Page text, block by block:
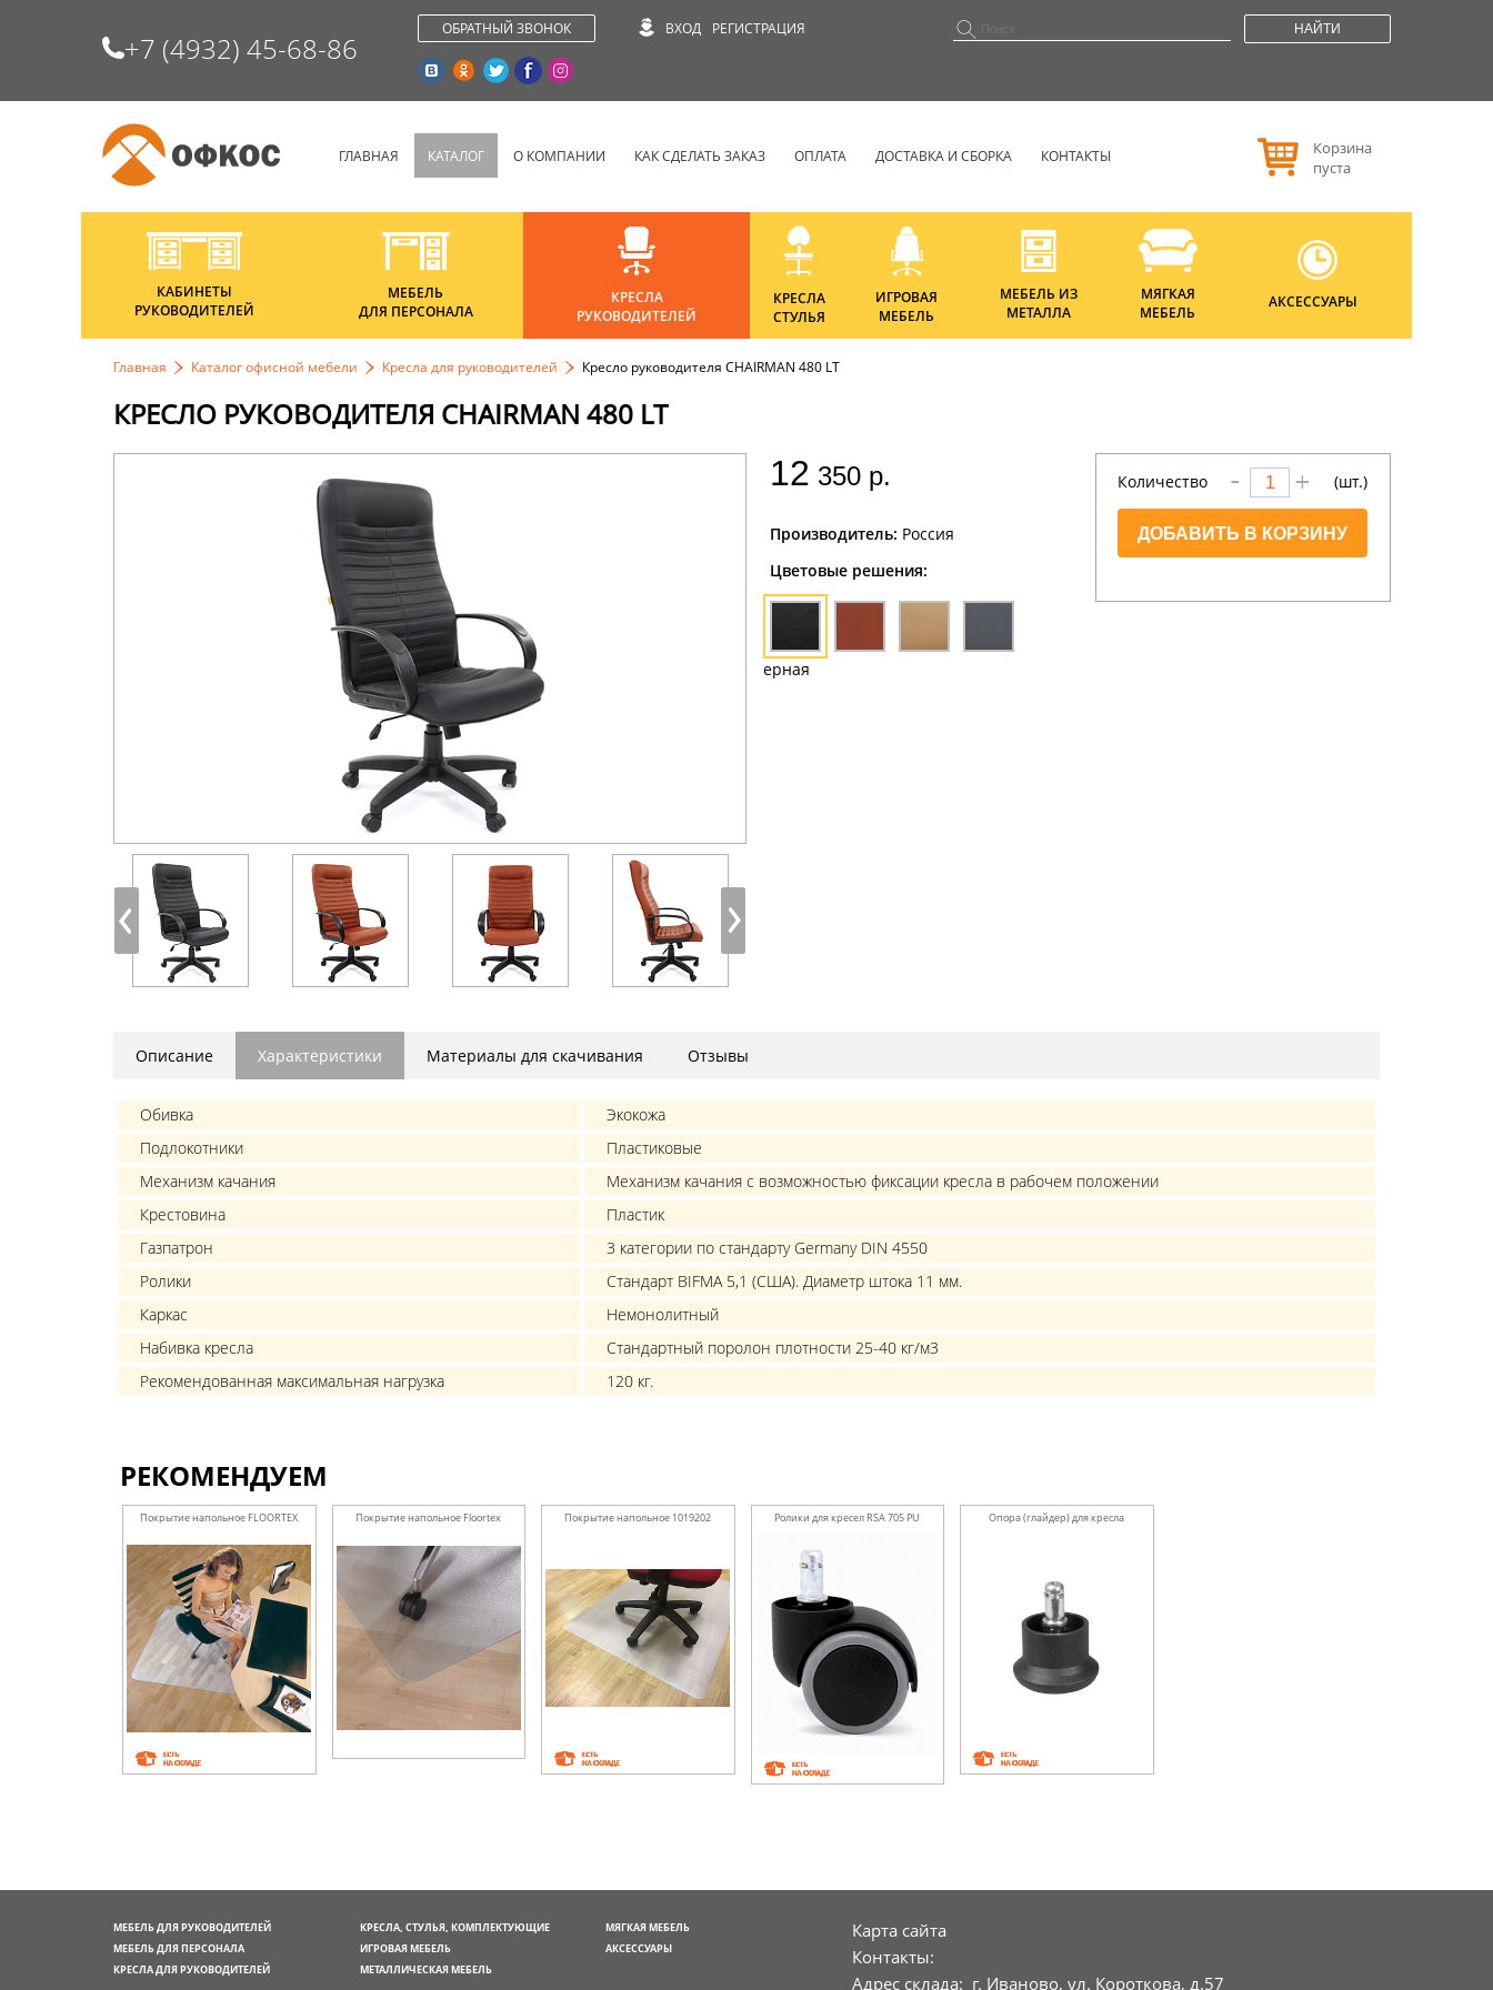
+7 (4932) 45-68-86
ОБРАТНЫЙ ЗВОНОК ВХОД РЕГИСТРАЦИЯ НАЙТИ
ГЛАВНАЯ КАТАЛОГ О КОМПАНИИ КАК СДЕЛАТЬ ЗАКАЗ ОПЛАТА ДОСТАВКА И СБОРКА КОНТАКТЫ
Корзина
пуста
КАБИНЕТЫ
РУКОВОДИТЕЛЕЙ
МЕБЕЛЬ
ДЛЯ ПЕРСОНАЛА
КРЕСЛА
РУКОВОДИТЕЛЕЙ
КРЕСЛА
СТУЛЬЯ
ИГРОВАЯ
МЕБЕЛЬ
МЕБЕЛЬ ИЗ
МЕТАЛЛА
МЯГКАЯ
МЕБЕЛЬ
АКСЕССУАРЫ
Главная Каталог офисной мебели Кресла для руководителей Кресло руководителя CHAIRMAN 480 LT
КРЕСЛО РУКОВОДИТЕЛЯ CHAIRMAN 480 LT
12 350 р. Количество (шт.)
ДОБАВИТЬ В КОРЗИНУ
Производитель: Россия
Цветовые решения:
ерная
Описание Характеристики Материалы для скачивания Отзывы
Обивка
Экокожа
Подлокотники
Пластиковые
Механизм качания
Механизм качания с возможностью фиксации кресла в рабочем положении
Крестовина
Пластик
Газпатрон
3 категории по стандарту Germany DIN 4550
Ролики
Стандарт BIFMA 5,1 (США). Диаметр штока 11 мм.
Каркас
Немонолитный
Набивка кресла
Стандартный поролон плотности 25-40 кг/м3
Рекомендованная максимальная нагрузка
120 кг.
РЕКОМЕНДУЕМ
Покрытие напольное FLOORTEX
Покрытие напольное Floortex
Покрытие напольное 1019202 Ролики для кресел RSA 705 PU Опора (глайдер) для кресла
МЕБЕЛЬ ДЛЯ РУКОВОДИТЕЛЕЙ
МЕБЕЛЬ ДЛЯ ПЕРСОНАЛА
КРЕСЛА ДЛЯ РУКОВОДИТЕЛЕЙ
КРЕСЛА, СТУЛЬЯ, КОМПЛЕКТУЮЩИЕ
ИГРОВАЯ МЕБЕЛЬ
МЕТАЛЛИЧЕСКАЯ МЕБЕЛЬ
МЯГКАЯ МЕБЕЛЬ
АКСЕССУАРЫ
Карта сайта
Контакты:
Адрес склада: г. Иваново, ул. Короткова, д.57